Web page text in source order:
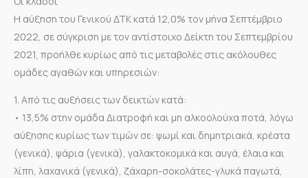
Η αύξηση του Γενικού ΔΤΚ κατά 12,0% τον μήνα Σεπτέμβριο
2022, σε σύγκριση με τον αντίστοιχο Δείκτη του Σεπτεμβρίου
2021, προήλθε κυρίως από τις μεταβολές στις ακόλουθες
ομάδες αγαθών και υπηρεσιών:
1. Από τις αυξήσεις των δεικτών κατά:
• 13,5% στην ομάδα Διατροφή και μη αλκοολούχα ποτά, λόγω
αύξησης κυρίως των τιμών σε: ψωμί και δημητριακά, κρέατα
(γενικά), ψάρια (γενικά), γαλακτοκομικά και αυγά, έλαια και
λίπη, λαχανικά (γενικά), ζάχαρη-σοκολάτες-γλυκά παγωτά,